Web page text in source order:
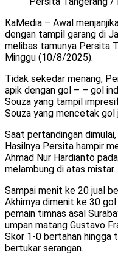
KaMedia – Awal
dengan tampil garang di
melibas tamunya Persita
Minggu (10/8/2025).
Tidak sekedar menang,
apik dengan gol – – gol
Souza yang tampil
Souza yang mencetak gol
Saat pertandingan
Hasilnya Persita hampir
Ahmad Nur Hardianto
melambung di atas mistar.
Sampai menit ke 20 jual
Akhirnya dimenit ke 30
pemain timnas asal
umpan matang Gustavo
Skor 1-0 bertahan hingga
bertukar serangan.